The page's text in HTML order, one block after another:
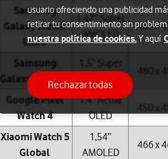
Samsung
Galaxy Watch
Ultra
1,47” Super
AMOLED
480 x
Samsung
Galaxy Watch 8
AMOLED
480 x
Google Pixel
Watch 4
1,4” Actua
OLED
450 x
Xiaomi Watch 5
Global
1,54”
AMOLED
466 x
usuario ofreciendo una publicidad
retirar tu consentimiento sin
nuestra política de cookies.Y aquí
Rechazar todas